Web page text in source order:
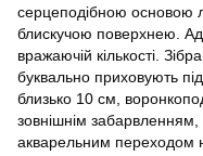
серцеподібною основою
блискучою поверхнею.
вражаючій кількості.
буквально приховують
близько 10 см,
зовнішнім
акварельним переходом